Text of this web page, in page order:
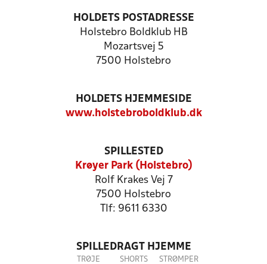
HOLDETS POSTADRESSE
Holstebro Boldklub HB
Mozartsvej 5
7500 Holstebro
HOLDETS HJEMMESIDE
www.holstebroboldklub.dk
SPILLESTED
Krøyer Park (Holstebro)
Rolf Krakes Vej 7
7500 Holstebro
Tlf: 9611 6330
SPILLEDRAGT HJEMME
TRØJE SHORTS STRØMPER